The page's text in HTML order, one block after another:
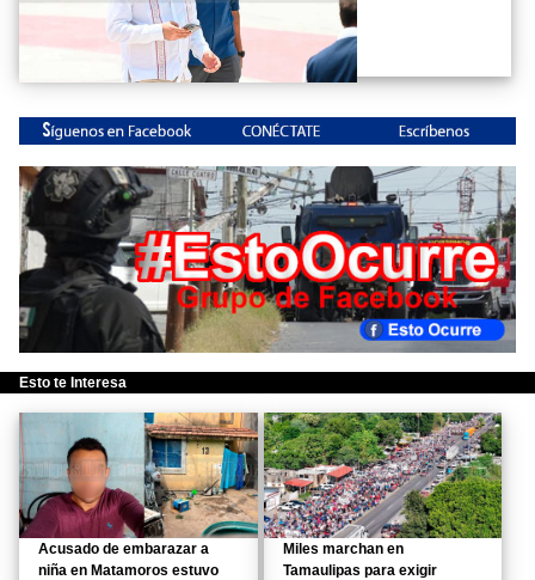
Esto te Interesa
Acusado de embarazar a
niña en Matamoros estuvo
Miles marchan en
Tamaulipas para exigir